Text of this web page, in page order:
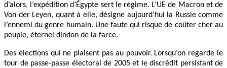
d’alors, l’expédition d’Égypte sert le régime. L’UE de Macron et de
Von der Leyen, quant à elle, désigne aujourd’hui la Russie comme
l’ennemi du genre humain. Une faute qui risque de coûter cher au
peuple, éternel dindon de la farce.
Des élections qui ne plaisent pas au pouvoir. Lorsqu’on regarde le
tour de passe-passe électoral de 2005 et le discrédit persistant de